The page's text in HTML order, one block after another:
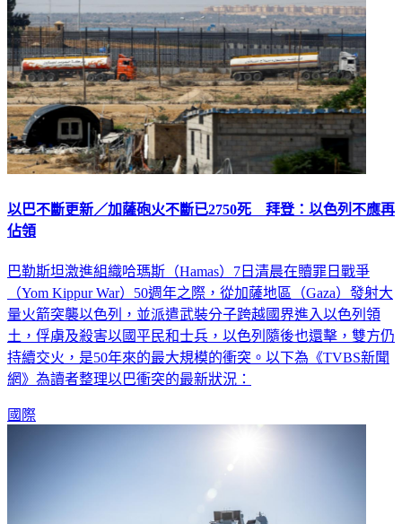
以巴不斷更新／加薩砲火不斷已2750死 拜登：以色列不應再
佔領
巴勒斯坦激進組織哈瑪斯（Hamas）7日清晨在贖罪日戰爭
（Yom Kippur War）50週年之際，從加薩地區（Gaza）發射大
量火箭突襲以色列，並派遣武裝分子跨越國界進入以色列領
土，俘虜及殺害以國平民和士兵，以色列隨後也還擊，雙方仍
持續交火，是50年來的最大規模的衝突。以下為《TVBS新聞
網》為讀者整理以巴衝突的最新狀況：
國際